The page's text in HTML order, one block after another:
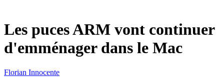
Les puces ARM vont continuer
d'emménager dans le Mac
Florian Innocente